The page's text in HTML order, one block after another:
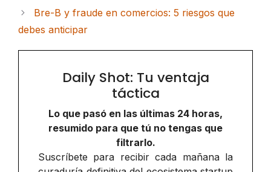
Bre-B y fraude en comercios: 5 riesgos que
debes anticipar
Daily Shot: Tu ventaja
táctica
Lo que pasó en las últimas 24 horas,
resumido para que tú no tengas que
filtrarlo.
Suscríbete para recibir cada mañana la